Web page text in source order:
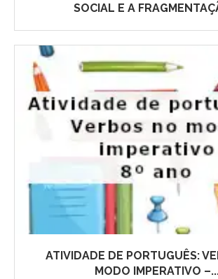
SOCIAL E A
ATIVIDADE DE PORTUGUÊS:
MODO IMPERATIVO